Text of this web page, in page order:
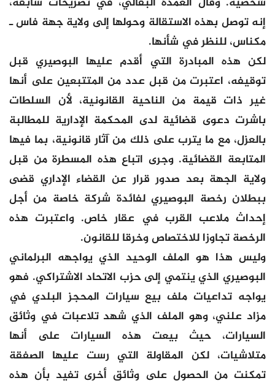
إنه توصل بهذه الاستقالة وحولها إلى ولاية جهة فاس ـ
مكناس، للنظر في شأنها.
لكن هذه المبادرة التي أقدم عليها البوصيري قبل
توقيفه، اعتبرت من قبل عدد من المتتبعين على أنها
غير ذات قيمة من الناحية القانونية، لأن السلطات
باشرت دعوى قضائية لدى المحكمة الإدارية للمطالبة
بالعزل، مع ما يترب على ذلك من آثار قانونية، بما فيها
المتابعة القضائية. وجرى اتباع هذه المسطرة من قبل
ولاية الجهة بعد صدور قرار عن القضاء الإداري قضى
ببطلان رخصة البوصيري لفائدة شركة خاصة من أجل
إحداث ملاعب القرب في عقار خاص. واعتبرت هذه
الرخصة تجاوزا للاختصاص وخرقا للقانون.
وليس هذا هو الملف الوحيد الذي يواجهه البرلماني
البوصيري الذي ينتمي إلى حزب الاتحاد الاشتراكي. فهو
يواجه تداعيات ملف بيع سيارات المحجز البلدي في
مزاد علني، وهو الملف الذي شهد تلاعبات في وثائق
السيارات، حيث بيعت هذه السيارات على أنها
متلاشيات، لكن المقاولة التي رست عليها الصفقة
تمكنت من الحصول على وثائق أخرى تفيد بأن هذه